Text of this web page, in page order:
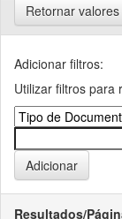
Retornar valores
Adicionar filtros:
Utilizar filtros para
Resultados/